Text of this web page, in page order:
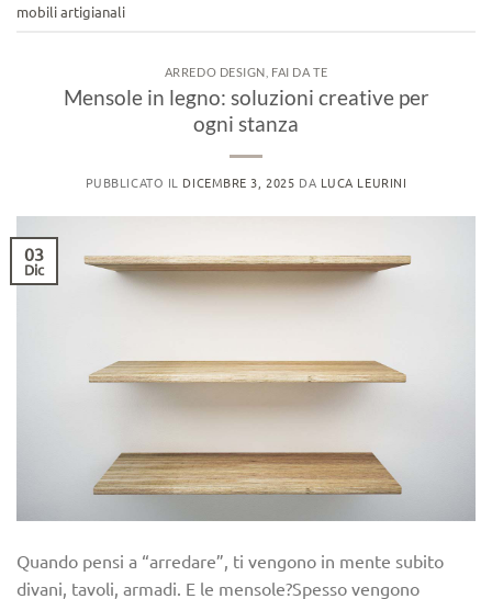
mobili artigianali
ARREDO DESIGN FAI DA TE
Mensole in legno: soluzioni creative per
ogni stanza
PUBBLICATO IL DICEMBRE 3, 2025 DA LUCA LEURINI
03
Dic
Quando pensi a “arredare”, ti vengono in mente subito
divani, tavoli, armadi. E le mensole?Spesso vengono